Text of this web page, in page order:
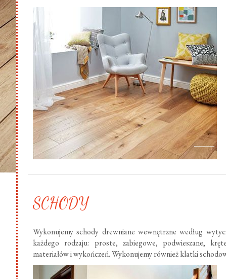
SCHODY
Wykonujemy schody drewniane wewnętrzne według
każdego rodzaju: proste, zabiegowe, podwieszane,
materiałów i wykończeń. Wykonujemy również klatki